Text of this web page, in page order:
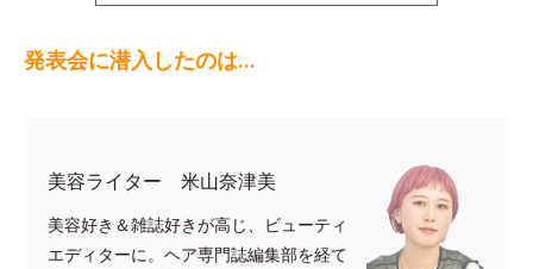
発表会に潜入したのは…
美容ライター 米山奈津美
美容好き＆雑誌好きが高じ、ビューティ
エディターに。ヘア専門誌編集部を経て